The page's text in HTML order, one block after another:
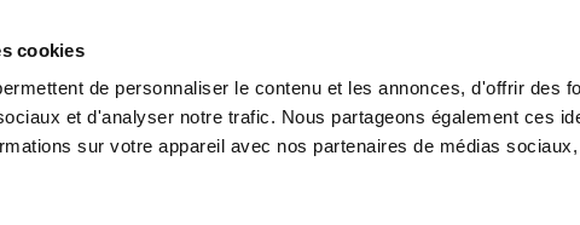
cookies
de personnaliser le contenu et les annonces, d'offrir des
et d'analyser notre trafic. Nous partageons également ces
sur votre appareil avec nos partenaires de médias